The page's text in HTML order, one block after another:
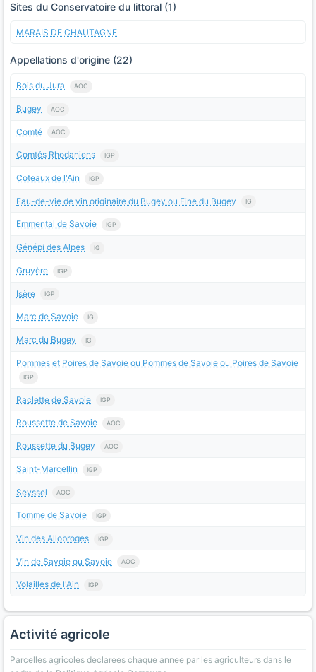
Sites du Conservatoire du littoral (1)
MARAIS DE CHAUTAGNE
Appellations d'origine (22)
Bois du Jura AOC
Bugey AOC
Comté AOC
Comtés Rhodaniens IGP
Coteaux de l'Ain IGP
Eau-de-vie de vin originaire du Bugey ou Fine du Bugey IG
Emmental de Savoie IGP
Génépi des Alpes IG
Gruyère IGP
Isère IGP
Marc de Savoie IG
Marc du Bugey IG
Pommes et Poires de Savoie ou Pommes de Savoie ou Poires de Savoie
IGP
Raclette de Savoie IGP
Roussette de Savoie AOC
Roussette du Bugey AOC
Saint-Marcellin IGP
Seyssel AOC
Tomme de Savoie IGP
Vin des Allobroges IGP
Vin de Savoie ou Savoie AOC
Volailles de l'Ain IGP
Activité agricole
Parcelles agricoles declarees chaque annee par les agriculteurs dans le